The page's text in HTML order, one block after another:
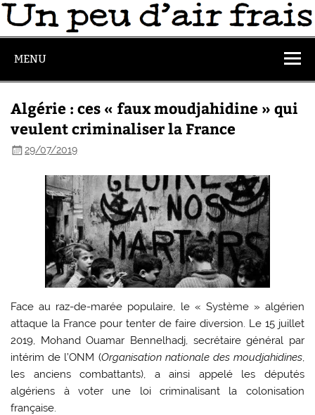
MENU
Algérie : ces « faux moudjahidine » qui
veulent criminaliser la France
29/07/2019
Face au raz-de-marée populaire, le « Système » algérien
attaque la France pour tenter de faire diversion. Le 15 juillet
2019, Mohand Ouamar Bennelhadj, secrétaire général par
intérim de l’ONM (Organisation nationale des moudjahidines,
les anciens combattants), a ainsi appelé les députés
algériens à voter une loi criminalisant la colonisation
française.